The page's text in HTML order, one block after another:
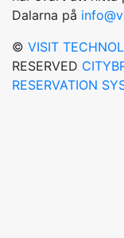
Dalarna på
© VISIT
RESERVED
RESERVATION